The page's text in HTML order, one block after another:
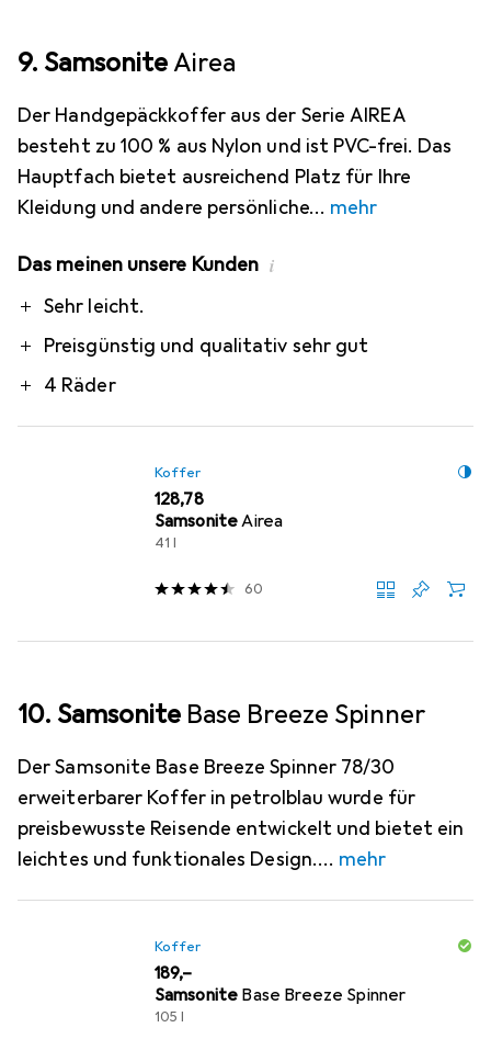
9. SamsoniteAirea
Der Handgepäckkoffer aus der Serie AIREA
besteht zu 100 % aus Nylon und ist PVC-frei. Das
Hauptfach bietet ausreichend Platz für Ihre
Kleidung und andere persönliche
mehr
Das meinen unsere Kunden i
ProSehr leicht.
Preisgünstig und qualitativ sehr gut
4 Räder
Koffer
EUR
128,78
SamsoniteAirea
41 l
60
10. Samsonite Base Breeze Spinner
Der Samsonite Base Breeze Spinner 78/30
erweiterbarer Koffer in petrolblau wurde für
preisbewusste Reisende entwickelt und bietet ein
leichtes und funktionales Design.
mehr
Koffer
EUR
189,–
Samsonite Base Breeze Spinner
105 l